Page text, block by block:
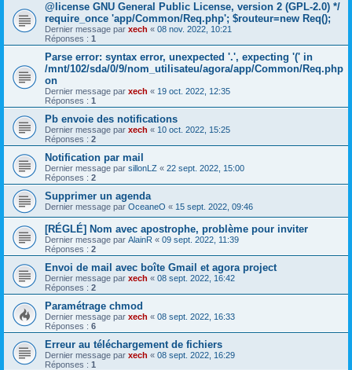
@license GNU General Public License, version 2 (GPL-2.0) */
require_once 'app/Common/Req.php'; $routeur=new Req();
Dernier message par xech « 08 nov. 2022, 10:21
Réponses : 1
Parse error: syntax error, unexpected '.', expecting '(' in
/mnt/102/sda/0/9/nom_utilisateu/agora/app/Common/Req.php
on
Dernier message par xech « 19 oct. 2022, 12:35
Réponses : 1
Pb envoie des notifications
Dernier message par xech « 10 oct. 2022, 15:25
Réponses : 2
Notification par mail
Dernier message par sillonLZ « 22 sept. 2022, 15:00
Réponses : 2
Supprimer un agenda
Dernier message par OceaneO « 15 sept. 2022, 09:46
[RÉGLÉ] Nom avec apostrophe, problème pour inviter
Dernier message par AlainR « 09 sept. 2022, 11:39
Réponses : 2
Envoi de mail avec boîte Gmail et agora project
Dernier message par xech « 08 sept. 2022, 16:42
Réponses : 2
Paramétrage chmod
Dernier message par xech « 08 sept. 2022, 16:33
Réponses : 6
Erreur au téléchargement de fichiers
Dernier message par xech « 08 sept. 2022, 16:29
Réponses : 1